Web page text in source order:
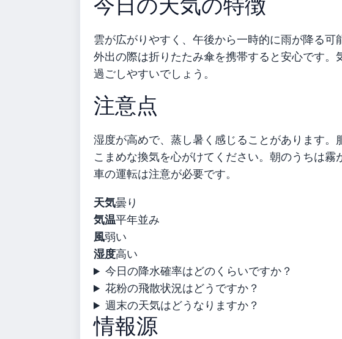
今日の天気の特徴
雲が広がりやすく、午後から一時的に雨が降る可
外出の際は折りたたみ傘を携帯すると安心です。
過ごしやすいでしょう。
注意点
湿度が高めで、蒸し暑く感じることがあります。
こまめな換気を心がけてください。朝のうちは霧
車の運転は注意が必要です。
天気曇り
気温平年並み
風弱い
湿度高い
今日の降水確率はどのくらいですか？
花粉の飛散状況はどうですか？
週末の天気はどうなりますか？
情報源